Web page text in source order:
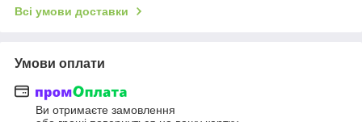
Всі умови доставки
Умови оплати
Ви отримаєте замовлення